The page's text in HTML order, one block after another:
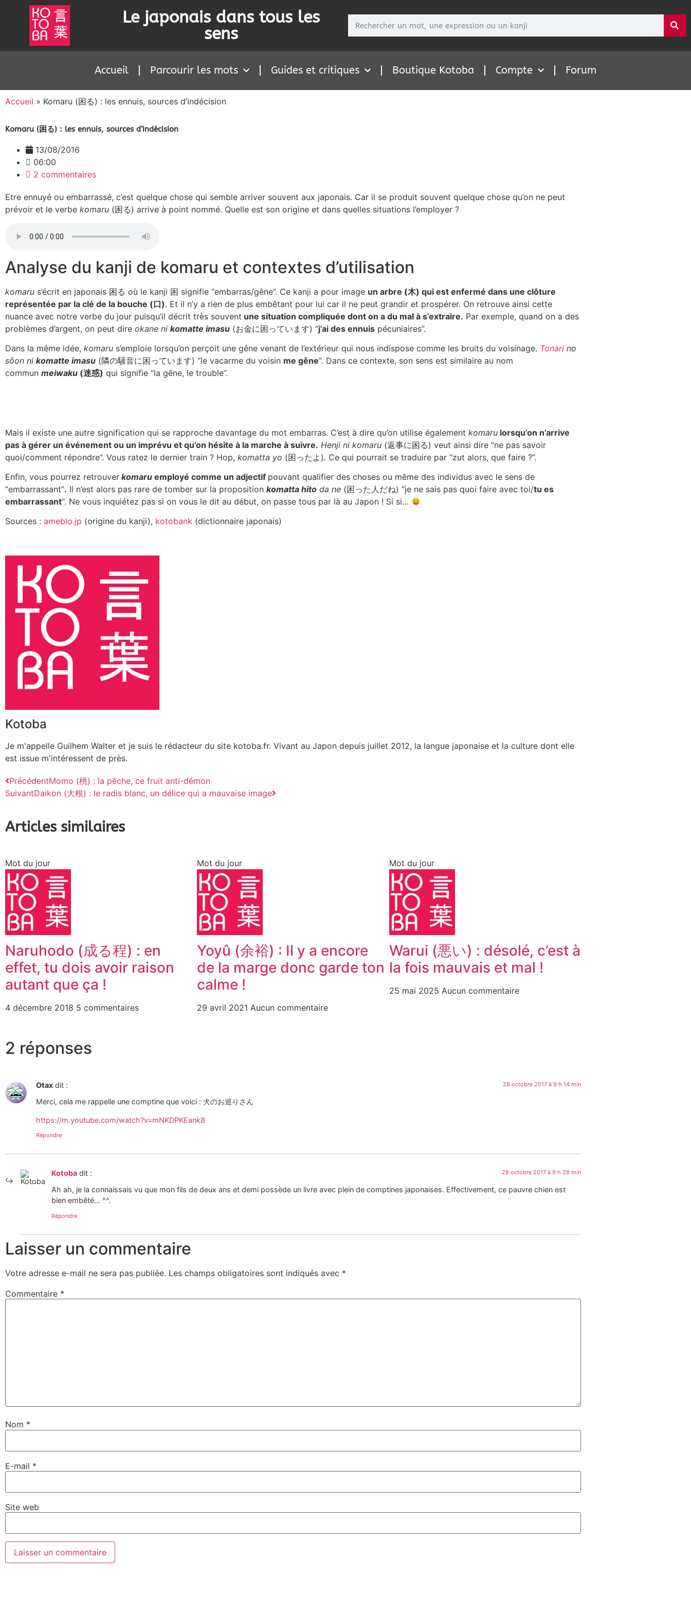
Le japonais dans tous les
sens
Accueil Parcourir les mots Guides et critiques Boutique Kotoba Compte Forum
Accueil » Komaru (困る) : les ennuis, sources d’indécision
Komaru (困る) : les ennuis, sources d’indécision
13/08/2016
06:00
2 commentaires
Etre ennuyé ou embarrassé, c’est quelque chose qui semble arriver souvent aux japonais. Car il se produit souvent quelque chose qu’on ne peut
prévoir et le verbe komaru (困る) arrive à point nommé. Quelle est son origine et dans quelles situations l’employer ?
Analyse du kanji de komaru et contextes d’utilisation
komaru s’écrit en japonais 困る où le kanji 困 signifie “embarras/gêne”. Ce kanji a pour image un arbre (木) qui est enfermé dans une clôture
représentée par la clé de la bouche (口). Et il n’y a rien de plus embêtant pour lui car il ne peut grandir et prospérer. On retrouve ainsi cette
nuance avec notre verbe du jour puisqu’il décrit très souvent une situation compliquée dont on a du mal à s’extraire. Par exemple, quand on a des
problèmes d’argent, on peut dire okane ni komatte imasu (お金に困っています) “j’ai des ennuis pécuniaires”.
Dans la même idée, komaru s’emploie lorsqu’on perçoit une gêne venant de l’extérieur qui nous indispose comme les bruits du voisinage. Tonari no
sôon ni komatte imasu (隣の騒音に困っています) “le vacarme du voisin me gêne“. Dans ce contexte, son sens est similaire au nom
commun meiwaku (迷惑) qui signifie “la gêne, le trouble”.
Mais il existe une autre signification qui se rapproche davantage du mot embarras. C’est à dire qu’on utilise également komaru lorsqu’on n’arrive
pas à gérer un événement ou un imprévu et qu’on hésite à la marche à suivre. Henji ni komaru (返事に困る) veut ainsi dire “ne pas savoir
quoi/comment répondre”. Vous ratez le dernier train ? Hop, komatta yo (困ったよ). Ce qui pourrait se traduire par “zut alors, que faire ?”.
Enfin, vous pourrez retrouver komaru employé comme un adjectif pouvant qualifier des choses ou même des individus avec le sens de
“embarrassant”. Il n’est alors pas rare de tomber sur la proposition komatta hito da ne (困った人だね) “je ne sais pas quoi faire avec toi/tu es
embarrassant“. Ne vous inquiétez pas si on vous le dit au début, on passe tous par là au Japon ! Si si…
Sources : ameblo.jp (origine du kanji), kotobank (dictionnaire japonais)
Kotoba
Je m'appelle Guilhem Walter et je suis le rédacteur du site kotoba.fr. Vivant au Japon depuis juillet 2012, la langue japonaise et la culture dont elle
est issue m'intéressent de près.
PrécédentMomo (桃) : la pêche, ce fruit anti-démon
SuivantDaikon (大根) : le radis blanc, un délice qui a mauvaise image
Articles similaires
Mot du jour
Naruhodo (成る程) : en
effet, tu dois avoir raison
autant que ça !
4 décembre 2018 5 commentaires
Mot du jour
Yoyû (余裕) : Il y a encore
de la marge donc garde ton
calme !
29 avril 2021 Aucun commentaire
Mot du jour
Warui (悪い) : désolé, c’est à
la fois mauvais et mal !
25 mai 2025 Aucun commentaire
2 réponses
Otax dit : 28 octobre 2017 à 9 h 14 min
Merci, cela me rappelle une comptine que voici : 犬のお巡りさん
https://m.youtube.com/watch?v=mNKDPKEank8
Répondre
Kotoba dit : 28 octobre 2017 à 9 h 28 min
Ah ah, je la connaissais vu que mon fils de deux ans et demi possède un livre avec plein de comptines japonaises. Effectivement, ce pauvre chien est
bien embêté… ^^.
Répondre
Laisser un commentaire
Votre adresse e-mail ne sera pas publiée. Les champs obligatoires sont indiqués avec *
Commentaire *
Nom *
E-mail *
Site web